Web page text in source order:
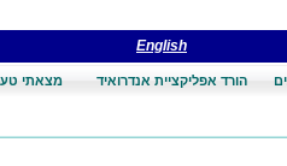
English
הורד אפליקציית אנדרואיד מצאתי